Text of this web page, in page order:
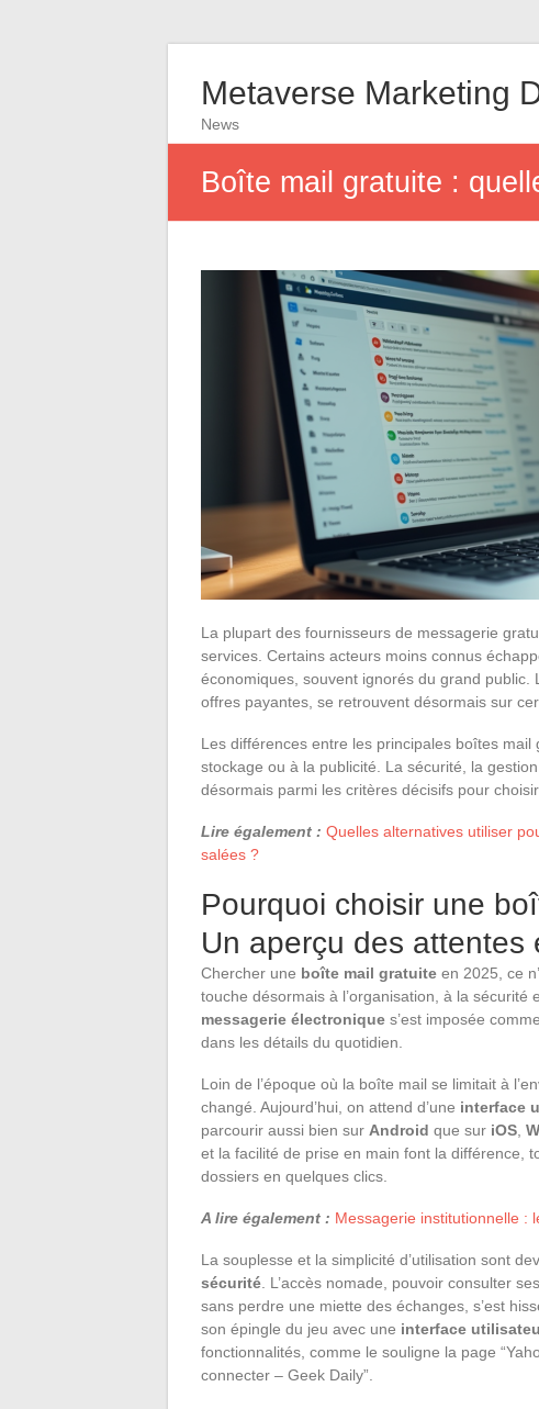
Metaverse Marketing
News
Boîte mail gratuite :
La plupart des fournisseurs de messagerie
services. Certains acteurs moins connus
économiques, souvent ignorés du grand
offres payantes, se retrouvent désormais sur
Les différences entre les principales boîtes
stockage ou à la publicité. La sécurité, la
désormais parmi les critères décisifs pour
Lire également : Quelles alternatives utiliser
salées ?
Pourquoi choisir une
Un aperçu des attentes
Chercher une boîte mail gratuite en 2025, ce
touche désormais à l’organisation, à la
messagerie électronique s’est imposée
dans les détails du quotidien.
Loin de l’époque où la boîte mail se limitait à
changé. Aujourd’hui, on attend d’une interface
parcourir aussi bien sur Android que sur iOS
et la facilité de prise en main font la différence,
dossiers en quelques clics.
A lire également : Messagerie institutionnelle :
La souplesse et la simplicité d’utilisation sont
sécurité . L’accès nomade, pouvoir consulter
sans perdre une miette des échanges, s’est
son épingle du jeu avec une interface
fonctionnalités, comme le souligne la page
connecter – Geek Daily”.